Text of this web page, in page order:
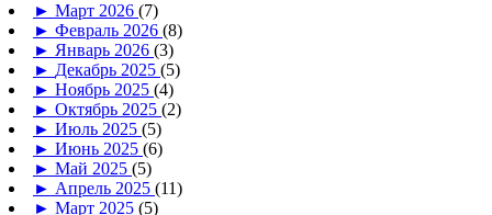
► Март 2026 (7)
► Февраль 2026 (8)
► Январь 2026 (3)
► Декабрь 2025 (5)
► Ноябрь 2025 (4)
► Октябрь 2025 (2)
► Июль 2025 (5)
► Июнь 2025 (6)
► Май 2025 (5)
► Апрель 2025 (11)
► Март 2025 (5)